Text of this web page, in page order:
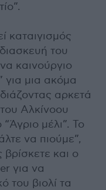
καταιγισμός
του
καινούργιο
για μια ακόμα
αρκετά
Αλκίνοου
μέλι”. Το
να πιούμε”,
και ο
για να
του βιολί τα